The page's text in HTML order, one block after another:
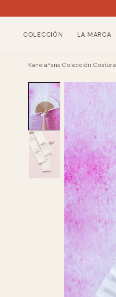
COLECCIÓN LA MARCA
KanelaFans›Colección›Costura